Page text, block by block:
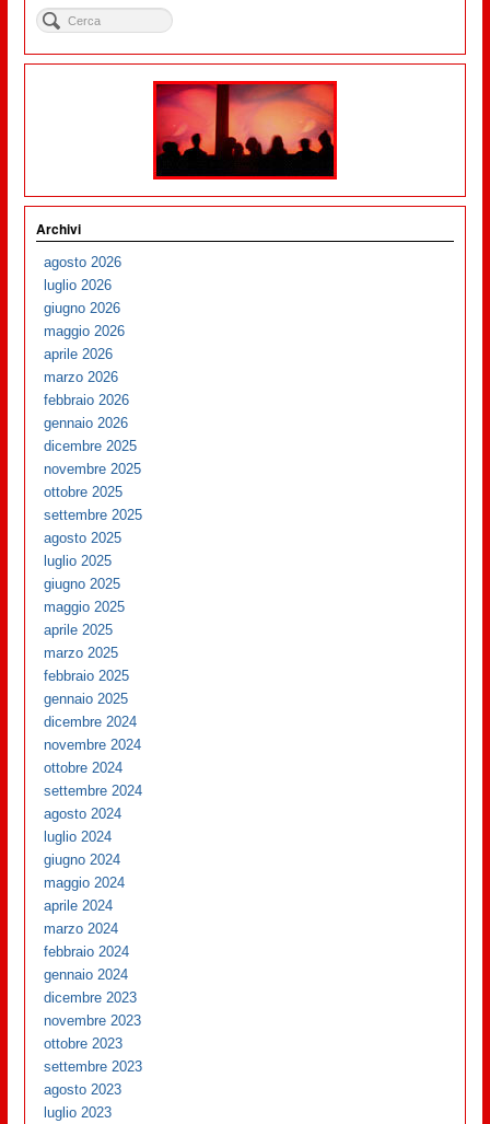
Archivi
agosto 2026
luglio 2026
giugno 2026
maggio 2026
aprile 2026
marzo 2026
febbraio 2026
gennaio 2026
dicembre 2025
novembre 2025
ottobre 2025
settembre 2025
agosto 2025
luglio 2025
giugno 2025
maggio 2025
aprile 2025
marzo 2025
febbraio 2025
gennaio 2025
dicembre 2024
novembre 2024
ottobre 2024
settembre 2024
agosto 2024
luglio 2024
giugno 2024
maggio 2024
aprile 2024
marzo 2024
febbraio 2024
gennaio 2024
dicembre 2023
novembre 2023
ottobre 2023
settembre 2023
agosto 2023
luglio 2023